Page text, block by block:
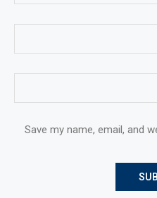
Save my name, email, and